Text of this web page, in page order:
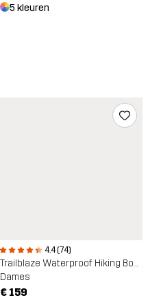
5 kleuren
4.4 (74)
Trailblaze Waterproof Hiking Boots
Dames
€ 159